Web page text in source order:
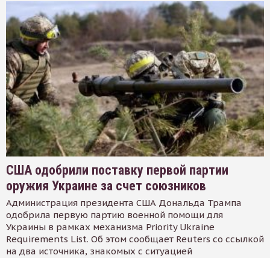
США одобрили поставку первой партии
оружия Украине за счет союзников
Администрация президента США Дональда Трампа
одобрила первую партию военной помощи для
Украины в рамках механизма Priority Ukraine
Requirements List. Об этом сообщает Reuters со ссылкой
на два источника, знакомых с ситуацией